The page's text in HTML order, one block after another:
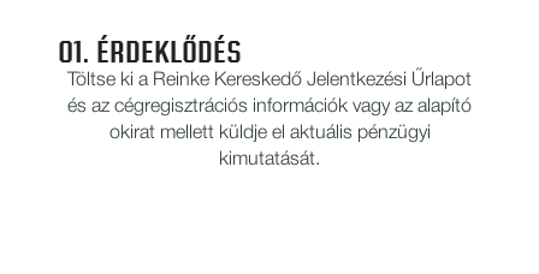
01. ÉRDEKLŐDÉS
Töltse ki a Reinke Kereskedő Jelentkezési Űrlapot
és az cégregisztrációs információk vagy az alapító
okirat mellett küldje el aktuális pénzügyi
kimutatását.